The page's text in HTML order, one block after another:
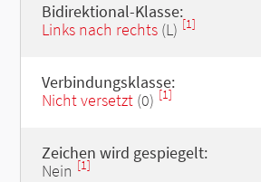
Bidirektional-Klasse:
Links nach rechts(L) [1]
Verbindungsklasse:
Nicht versetzt(0) [1]
Zeichen wird gespiegelt:
Nein [1]